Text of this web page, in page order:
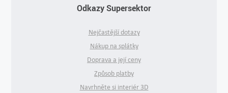
Odkazy Supersektor
Nejčastější dotazy
Nákup na splátky
Doprava a její ceny
Způsob platby
Navrhněte si interiér 3D